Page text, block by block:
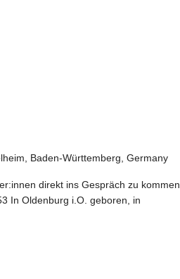
Baden-Württemberg, Germany
direkt ins Gespräch zu kommen
In Oldenburg i.O. geboren, in